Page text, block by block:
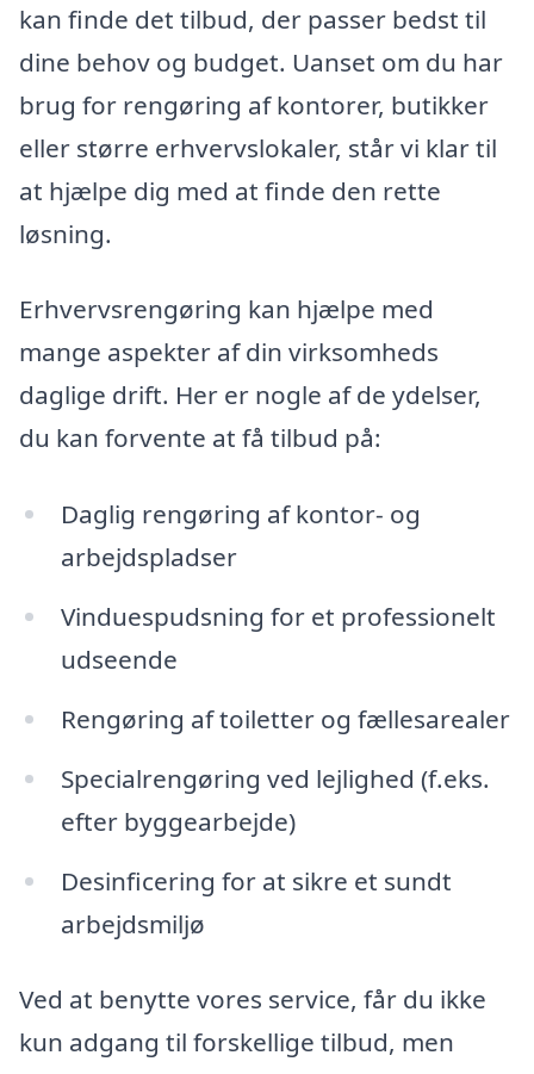
kan finde det tilbud, der passer bedst til
dine behov og budget. Uanset om du har
brug for rengøring af kontorer, butikker
eller større erhvervslokaler, står vi klar til
at hjælpe dig med at finde den rette
løsning.
Erhvervsrengøring kan hjælpe med
mange aspekter af din virksomheds
daglige drift. Her er nogle af de ydelser,
du kan forvente at få tilbud på:
Daglig rengøring af kontor- og
arbejdspladser
Vinduespudsning for et professionelt
udseende
Rengøring af toiletter og fællesarealer
Specialrengøring ved lejlighed (f.eks.
efter byggearbejde)
Desinficering for at sikre et sundt
arbejdsmiljø
Ved at benytte vores service, får du ikke
kun adgang til forskellige tilbud, men